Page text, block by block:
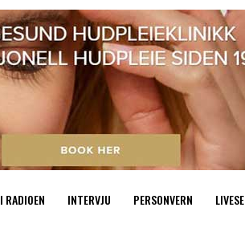
RADIOEN INTERVJU PERSONVERN